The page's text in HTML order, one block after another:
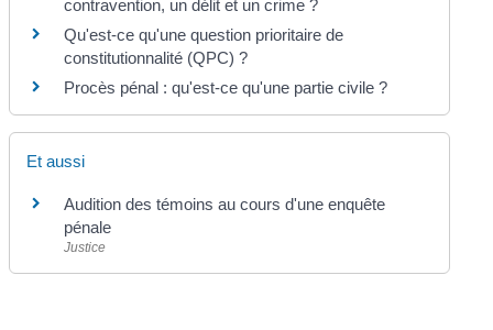
contravention, un délit et un crime ?
Qu'est-ce qu'une question prioritaire de
constitutionnalité (QPC) ?
Procès pénal : qu'est-ce qu'une partie civile ?
Et aussi
Audition des témoins au cours d'une enquête
pénale
Justice